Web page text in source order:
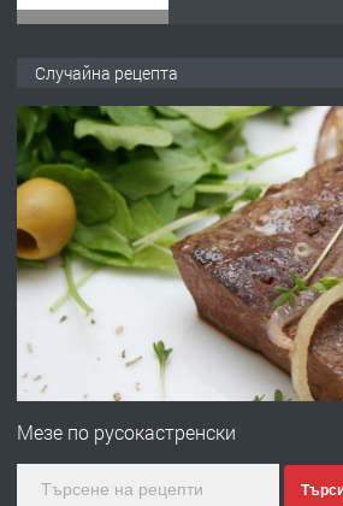
КУБА
ПРЕДЛАГА
Продавам
Хисаря до ток,
асфалт 0889 537
ПРЕДЛАГА СГЛОБЯВАНЕ
Случайна рецепта
Мезе по русокастренски